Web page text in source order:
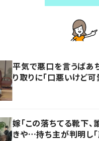
平気で悪口を言うば
り取りに「口悪いけど可
嫁「この落ちてる靴下、
きや…持ち主が判明し「